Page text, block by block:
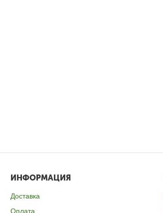
ИНФОРМАЦИЯ
Доставка
Оплата